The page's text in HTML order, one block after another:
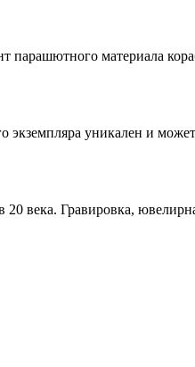
парашютного материала
уникален и
20 века. Гравировка,